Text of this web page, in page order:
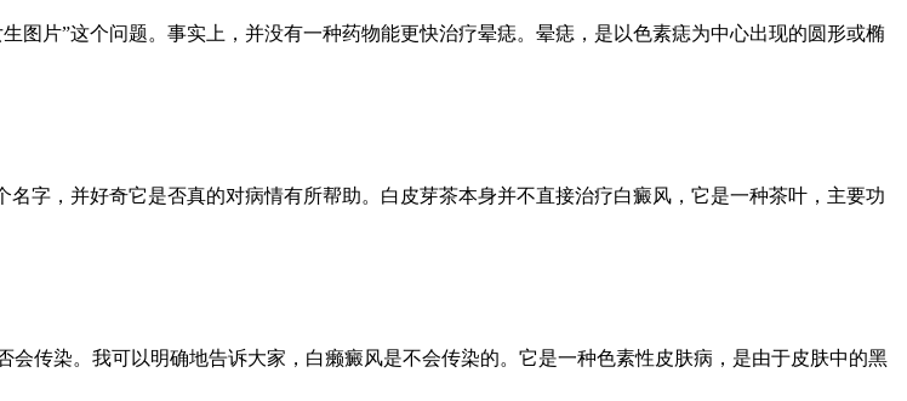
图片”这个问题。事实上，并没有一种药物能更快治疗晕痣。晕痣，是以色素痣为中心出现的圆形或椭
字，并好奇它是否真的对病情有所帮助。白皮芽茶本身并不直接治疗白癜风，它是一种茶叶，主要功
传染。我可以明确地告诉大家，白癞癜风是不会传染的。它是一种色素性皮肤病，是由于皮肤中的黑